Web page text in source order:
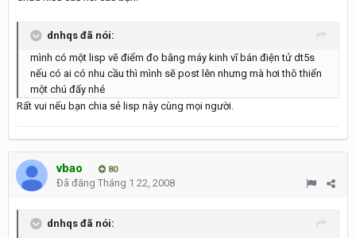
dnhqs đã nói:
mình có một lisp vẽ điểm đo bằng máy kinh vĩ bán điện tử dt5s
nếu có ai có nhu cầu thì mình sẽ post lên nhưng mà hơi thô thiển
một chú đấy nhé
Rất vui nếu bạn chia sẻ lisp này cùng mọi người.
vbao 80
Đã đăng Tháng 1 22, 2008
dnhqs đã nói: